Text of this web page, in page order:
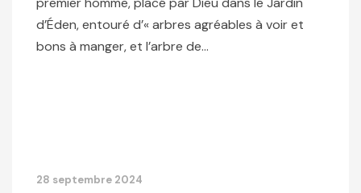
d’Éden, entouré d’« arbres agréables à voir et
bons à manger, et l’arbre de…
28 septembre 2024